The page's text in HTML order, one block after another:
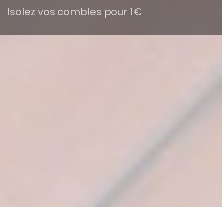
Isolez vos combles pour 1€